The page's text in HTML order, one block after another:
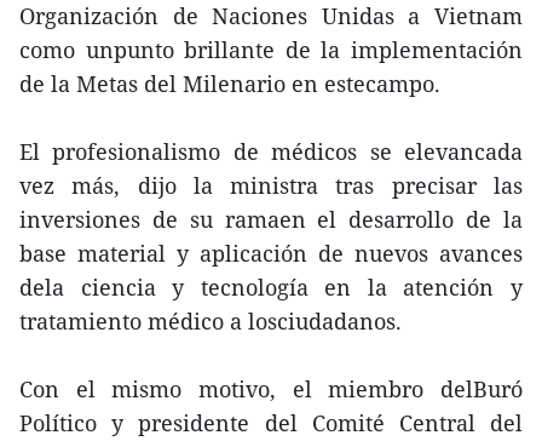
Organización de Naciones Unidas a Vietnam
como unpunto brillante de la implementación
de la Metas del Milenario en estecampo.
El profesionalismo de médicos se elevancada
vez más, dijo la ministra tras precisar las
inversiones de su ramaen el desarrollo de la
base material y aplicación de nuevos avances
dela ciencia y tecnología en la atención y
tratamiento médico a losciudadanos.
Con el mismo motivo, el miembro delBuró
Político y presidente del Comité Central del